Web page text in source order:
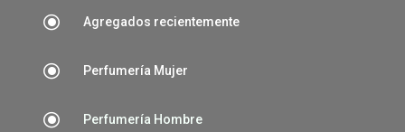
\ Agregados recientemente
\ Perfumería Mujer
\ Perfumería Hombre